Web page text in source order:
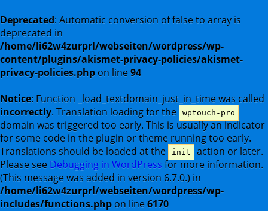
Deprecated: Automatic conversion of false to array is
deprecated in
/home/li62w4zurprl/webseiten/wordpress/wp-
content/plugins/akismet-privacy-policies/akismet-
privacy-policies.php on line94
Notice: Function _load_textdomain_just_in_time was called
incorrectly. Translation loading for the wptouch-pro
domain was triggered too early. This is usually an indicator
for some code in the plugin or theme running too early.
Translations should be loaded at the
init
action or later.
Please see Debugging in WordPress for more information.
(This message was added in version 6.7.0.) in
/home/li62w4zurprl/webseiten/wordpress/wp-
includes/functions.php on line6170